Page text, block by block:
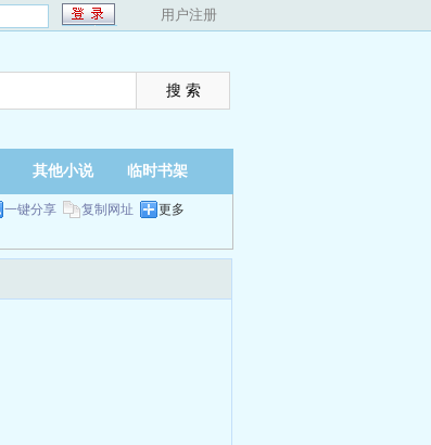
用户注册
其他小说 临时书架
一键分享 复制网址 更多